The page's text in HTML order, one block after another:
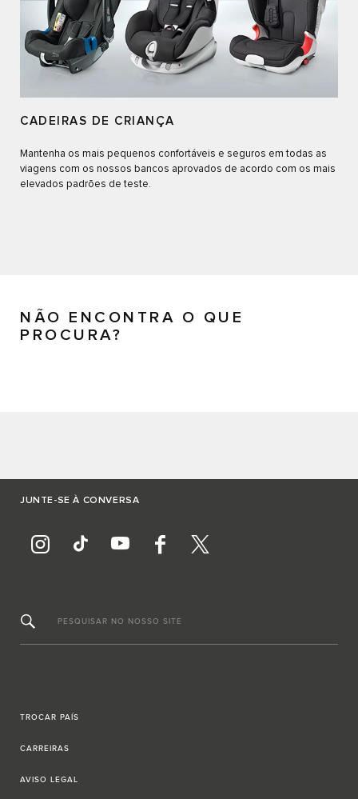
CADEIRAS DE CRIANÇA
Mantenha os mais pequenos confortáveis e seguros em todas as
viagens com os nossos bancos aprovados de acordo com os mais
elevados padrões de teste.
NÃO ENCONTRA O QUE
PROCURA?
JUNTE-SE À CONVERSA
PESQUISAR NO NOSSO SITE
TROCAR PAÍS
CARREIRAS
AVISO LEGAL